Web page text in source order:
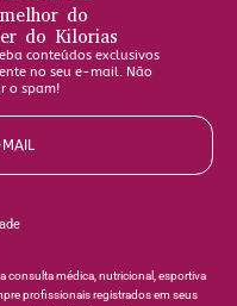
do
do Kilorias
conteúdos exclusivos
no seu e-mail. Não
o spam!
MAIL
médica, nutricional, esportiva
profissionais registrados em seus